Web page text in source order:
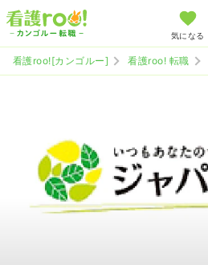
気になる
看護roo![カンゴルー] 看護roo! 転職